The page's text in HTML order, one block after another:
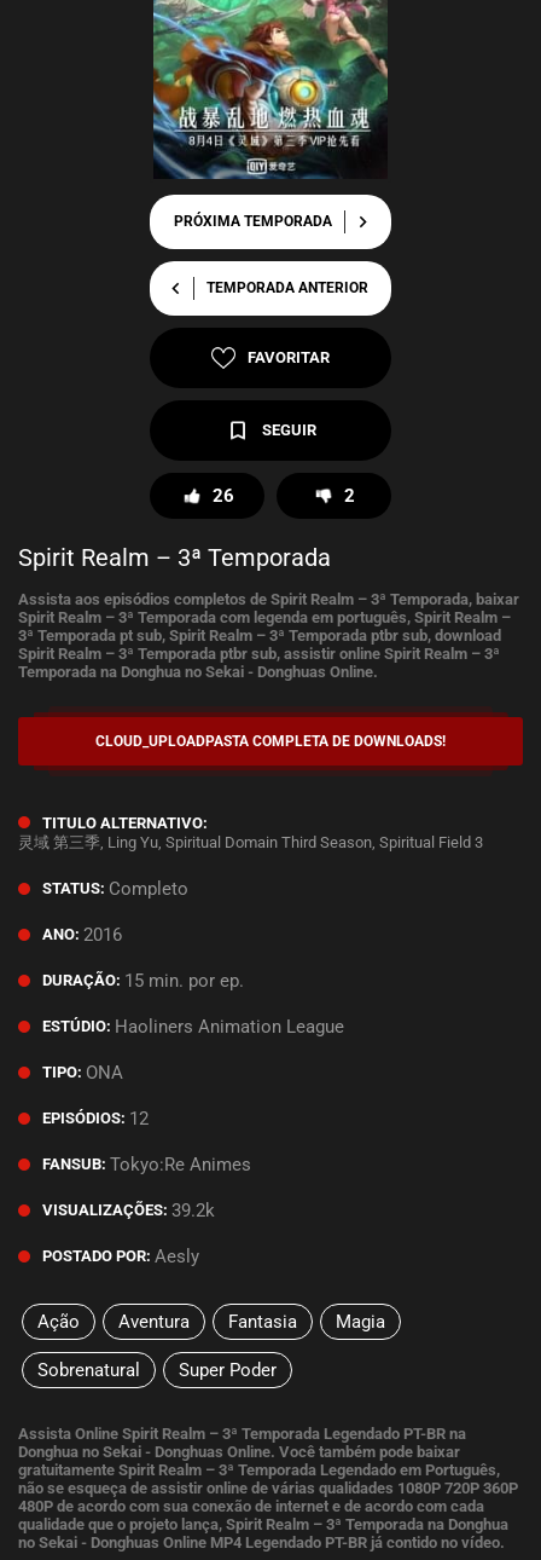
PRÓXIMA TEMPORADA chevron_right
chevron_left TEMPORADA ANTERIOR
FAVORITAR
SEGUIR
26 2
Spirit Realm – 3ª Temporada
Assista aos episódios completos de Spirit Realm – 3ª Temporada, baixar
Spirit Realm – 3ª Temporada com legenda em português, Spirit Realm –
3ª Temporada pt sub, Spirit Realm – 3ª Temporada ptbr sub, download
Spirit Realm – 3ª Temporada ptbr sub, assistir online Spirit Realm – 3ª
Temporada na Donghua no Sekai - Donghuas Online.
CLOUD_UPLOADPASTA COMPLETA DE DOWNLOADS!
TITULO ALTERNATIVO:
灵域 第三季, Ling Yu, Spiritual Domain Third Season, Spiritual Field 3
STATUS: Completo
ANO: 2016
DURAÇÃO: 15 min. por ep.
ESTÚDIO: Haoliners Animation League
TIPO: ONA
EPISÓDIOS: 12
FANSUB: Tokyo:Re Animes
VISUALIZAÇÕES: 39.2k
POSTADO POR: Aesly
Ação Aventura Fantasia Magia
Sobrenatural Super Poder
Assista Online Spirit Realm – 3ª Temporada Legendado PT-BR na
Donghua no Sekai - Donghuas Online. Você também pode baixar
gratuitamente Spirit Realm – 3ª Temporada Legendado em Português,
não se esqueça de assistir online de várias qualidades 1080P 720P 360P
480P de acordo com sua conexão de internet e de acordo com cada
qualidade que o projeto lança, Spirit Realm – 3ª Temporada na Donghua
no Sekai - Donghuas Online MP4 Legendado PT-BR já contido no vídeo.